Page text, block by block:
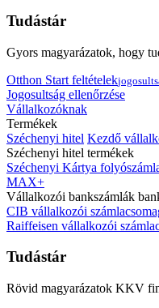
Tudástár
Gyors magyarázatok, hogy
Otthon Start feltételek
Jogosultság ellenőrzése
Vállalkozóknak
Termékek
Széchenyi hitel Kezdő
Széchenyi hitel termékek
Széchenyi Kártya
MAX+
Vállalkozói bankszámlák
CIB vállalkozói
Raiffeisen vállalkozói
Tudástár
Rövid magyarázatok KKV